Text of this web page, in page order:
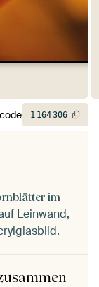
im
Leinwand,
1 164306